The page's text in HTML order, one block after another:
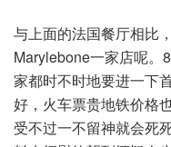
与上面的法国餐厅相比
Marylebone一家店呢。
家都时不时地要进一下
好，火车票贵地铁价格
受不过一不留神就会死